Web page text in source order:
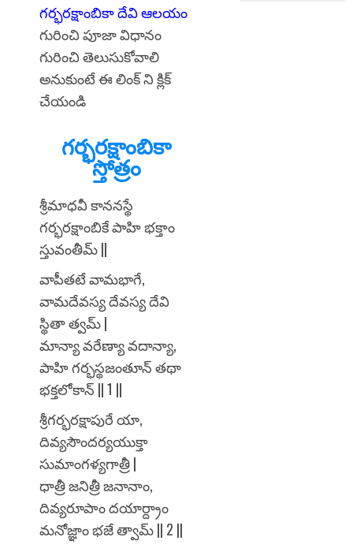
గర్భరక్షాంబికా దేవి ఆలయం
గురించి పూజా విధానం
గురించి తెలుసుకోవాలి
అనుకుంటే ఈ లింక్ ని క్లిక్
చేయండి
గర్భరక్షాంబికా
స్తోత్రం
శ్రీమాధవీ కాననస్థే
గర్భరక్షాంబికే పాహి భక్తాం
స్తువంతీమ్ ||
వాపీతటే వామభాగే,
వామదేవస్య దేవస్య దేవి
స్థితా త్వమ్ |
మాన్యా వరేణ్యా వదాన్యా,
పాహి గర్భస్థజంతూన్ తథా
భక్తలోకాన్ || 1 ||
శ్రీగర్భరక్షాపురే యా,
దివ్యసౌందర్యయుక్తా
సుమాంగళ్యగాత్రీ |
ధాత్రీ జనిత్రీ జనానాం,
దివ్యరూపాం దయార్ద్రాం
మనోజ్ఞాం భజే త్వామ్ || 2 ||